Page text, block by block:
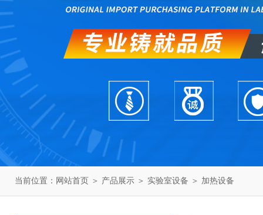
当前位置： 网站首页 ＞ 产品展示 ＞ 实验室设备 ＞ 加热设备